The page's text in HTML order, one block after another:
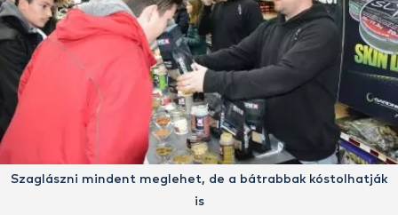
Szaglászni mindent meglehet, de a bátrabbak kóstolhatják
is